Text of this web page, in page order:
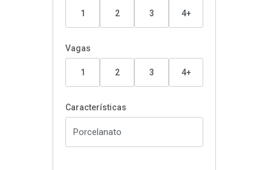
1 2 3 4+
Vagas
1 2 3 4+
Características